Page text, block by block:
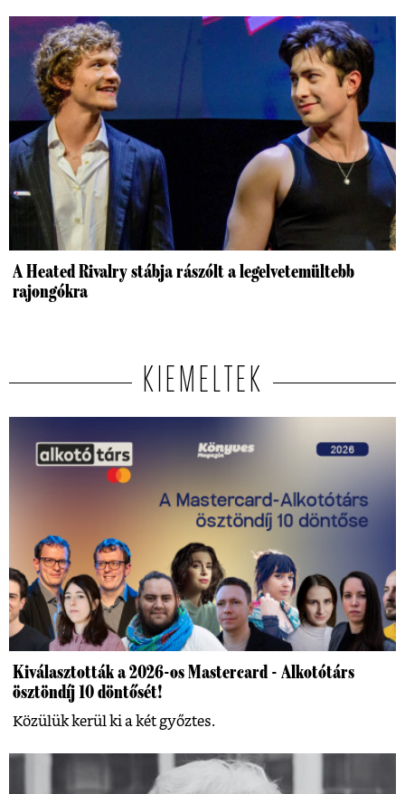
A Heated Rivalry stábja rászólt a legelvetemültebb
rajongókra
KIEMELTEK
Kiválasztották a 2026-os Mastercard - Alkotótárs
ösztöndíj 10 döntősét!
Közülük kerül ki a két győztes.